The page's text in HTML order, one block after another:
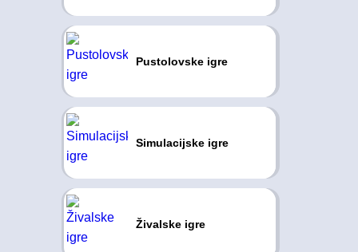
Pustolovske igre
Simulacijske igre
Živalske igre